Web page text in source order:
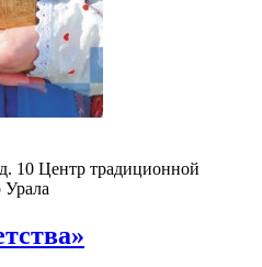
10 Центр традиционной
Урала